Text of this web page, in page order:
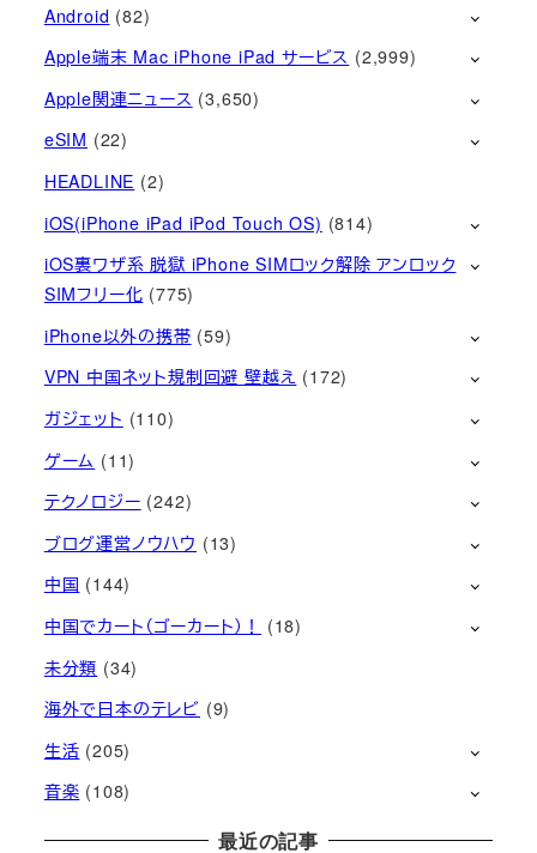
Android (82)
Apple端末 Mac iPhone iPad サービス (2,999)
Apple関連ニュース (3,650)
eSIM (22)
HEADLINE (2)
iOS(iPhone iPad iPod Touch OS) (814)
iOS裏ワザ系 脱獄 iPhone SIMロック解除 アンロック
SIMフリー化 (775)
iPhone以外の携帯 (59)
VPN 中国ネット規制回避 壁越え (172)
ガジェット (110)
ゲーム (11)
テクノロジー (242)
ブログ運営ノウハウ (13)
中国 (144)
中国でカート（ゴーカート）！
(18)
未分類 (34)
海外で日本のテレビ (9)
生活 (205)
音楽 (108)
最近の記事